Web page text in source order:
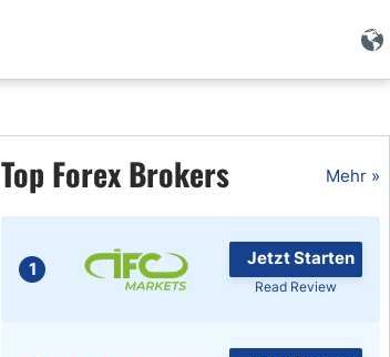
Forex Artikel
Top Forex Brokers Mehr »
1
Jetzt Starten
Read Review